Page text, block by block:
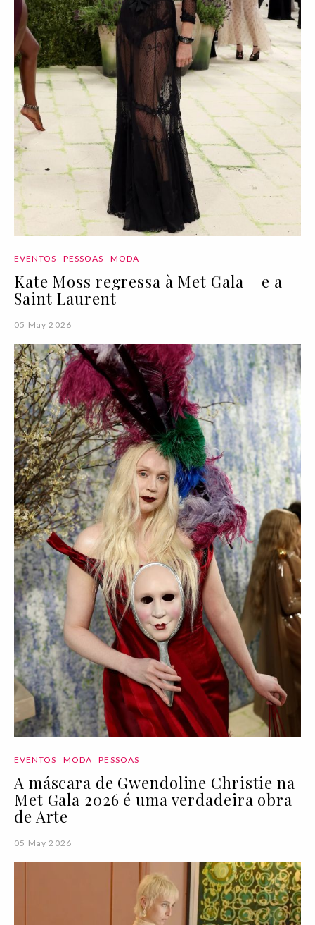
EVENTOS PESSOAS MODA
Kate Moss regressa à Met Gala – e a
Saint Laurent
05 May 2026
EVENTOS MODA PESSOAS
A máscara de Gwendoline Christie na
Met Gala 2026 é uma verdadeira obra
de Arte
05 May 2026